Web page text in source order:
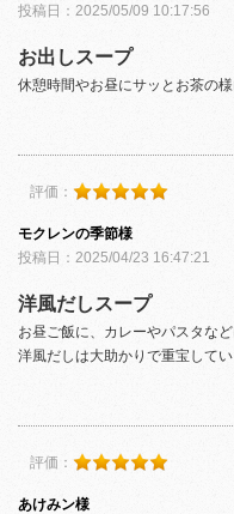
投稿日：2025/05/09 10:17:56
お出しスープ
休憩時間やお昼にサッとお茶の
評価：
モクレンの季節様
投稿日：2025/04/23 16:47:21
洋風だしスープ
お昼ご飯に、カレーやパスタなど
洋風だしは大助かりで重宝してい
評価：
あけみン様